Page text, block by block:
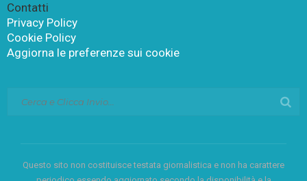
Contatti
Privacy Policy
Cookie Policy
Aggiorna le preferenze sui cookie
Questo sito non costituisce testata giornalistica e non ha carattere